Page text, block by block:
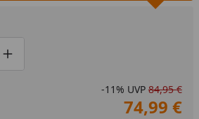
eins verringern
manuell eingeben
Produktmenge um eins erhöhen
-11% UVP 84,95 €
74,99 €